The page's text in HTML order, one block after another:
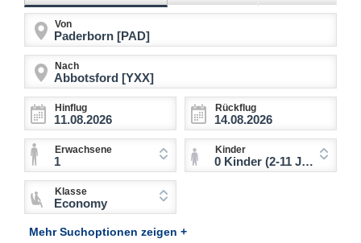
Von
Nach
Hinflug Rückflug
Erwachsene
1
Kinder
0 Kinder (2-11 Jahre)
Klasse
Economy
Mehr Suchoptionen zeigen +